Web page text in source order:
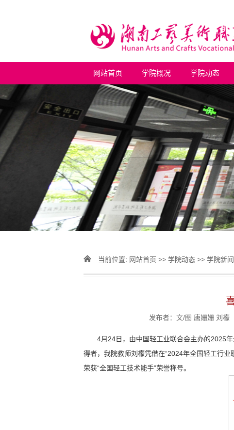
网站首页 学院概况 学院动态
当前位置: 网站首页 >> 学院动态 >> 学院新闻
发布者：文/图 唐姗姗 刘
4月24日，由中国轻工业联合会主办的2025
得者，我院教师刘檬凭借在“2024年全国轻工行
荣获“全国轻工技术能手”荣誉称号。